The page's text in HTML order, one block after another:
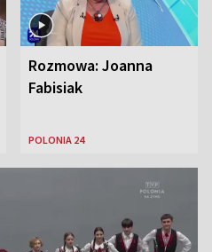
Rozmowa: Joanna
Fabisiak
POLONIA 24